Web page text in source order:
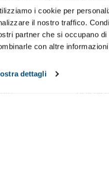
i cookie per
il nostro traffico.
partner che si occupano
con altre
dettagli
articoli